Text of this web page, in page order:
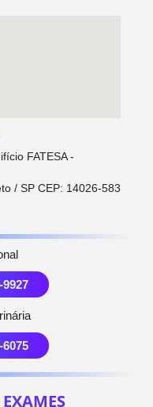
FATESA -
/ SP CEP: 14026-583
9927
6075